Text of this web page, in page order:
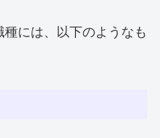
には、以下のようなも